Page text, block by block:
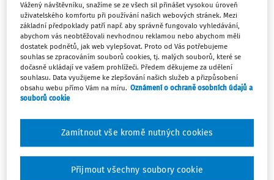
Brna, Hradce Králové, Ledče nad Sázavou a Moravských
Budějovic v tomto školním roce začínají nový vzrušující
projekt, během kterého budou spolupracovat s
odborníky, včetně odborníků z jejich komunit, a
prozkoumávat vědecké aspekty měst jako ekosystémů.
Projekt, který je financován z programu EU Horizon 2020,
se jmenuje PULCHRA a využívá přístup zvaný „komunitě
výzkumu s relevantními odborníky. Cílem projektu je
vědeckém bádání a utvářet tak informované, inovativní
a participativní komunity. Školy budou ve výsledku
Vážený návštěvníku, snažíme se ze všech sil přinášet vysokou úroveň
uživatelského komfortu při používání našich webových stránek. Mezi
základní předpoklady patří např. aby správně fungovalo vyhledávání,
abychom vás neobtěžovali nevhodnou reklamou nebo abychom měli
dostatek podnětů, jak web vylepšovat. Proto od Vás potřebujeme
souhlas se zpracováním souborů cookies, tj. malých souborů, které se
dočasně ukládají ve vašem prohlížeči. Předem děkujeme za udělení
souhlasu. Data využijeme ke zlepšování našich služeb a přizpůsobení
obsahu webu přímo Vám na míru. Oznámení o ochraně osobních údajů a
souborů cookie
Zamítnout vše kromě nutných cookies
Přijmout všechny soubory cookie